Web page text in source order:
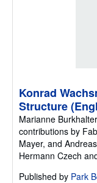
Konrad
Structure
Marianne
contributions by
Mayer, and
Hermann Czech
Published by Park